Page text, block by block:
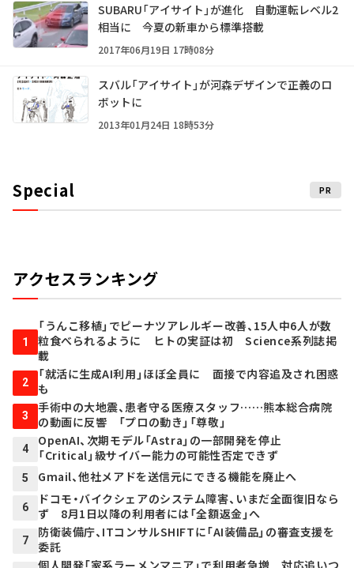
SUBARU「アイサイト」が進化 自動運転レベル2
相当に 今夏の新車から標準搭載
2017年06月19日 17時08分
スバル「アイサイト」が河森デザインで正義のロ
ボットに
2013年01月24日 18時53分
Special PR
アクセスランキング
1
「うんこ移植」でピーナツアレルギー改善、15人中6人が数
粒食べられるように ヒトの実証は初 Science系列誌掲
載
2
「就活に生成AI利用」ほぼ全員に 面接で内容追及され困惑
も
3
手術中の大地震、患者守る医療スタッフ……熊本総合病院
の動画に反響 「プロの動き」「尊敬」
4
OpenAI、次期モデル「Astra」の一部開発を停止
「Critical」級サイバー能力の可能性否定できず
5 Gmail、他社メアドを送信元にできる機能を廃止へ
6
ドコモ・バイクシェアのシステム障害、いまだ全面復旧なら
ず 8月1日以降の利用者には「全額返金」へ
7
防衛装備庁、ITコンサルSHIFTに「AI装備品」の審査支援を
委託
個人開発「家系ラーメンマニア」で利用者急増 対応追いつ